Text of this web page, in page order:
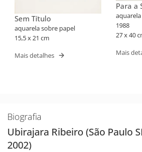
Sem Título
aquarela sobre papel
15,5 x 21 cm
Mais detalhes
Para a
1988
27 x 40
Mais
Biografia
Ubirajara Ribeiro (São Paulo
2002)